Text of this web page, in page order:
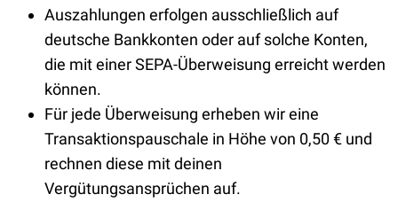
Auszahlungen erfolgen ausschließlich auf
deutsche Bankkonten oder auf solche Konten,
die mit einer SEPA-Überweisung erreicht werden
können.
Für jede Überweisung erheben wir eine
Transaktionspauschale in Höhe von 0,50 € und
rechnen diese mit deinen
Vergütungsansprüchen auf.